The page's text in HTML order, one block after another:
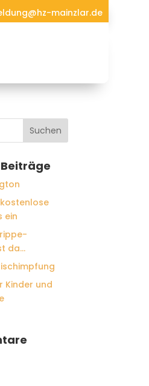
mainzlar.de
ein
da…
Kinder und